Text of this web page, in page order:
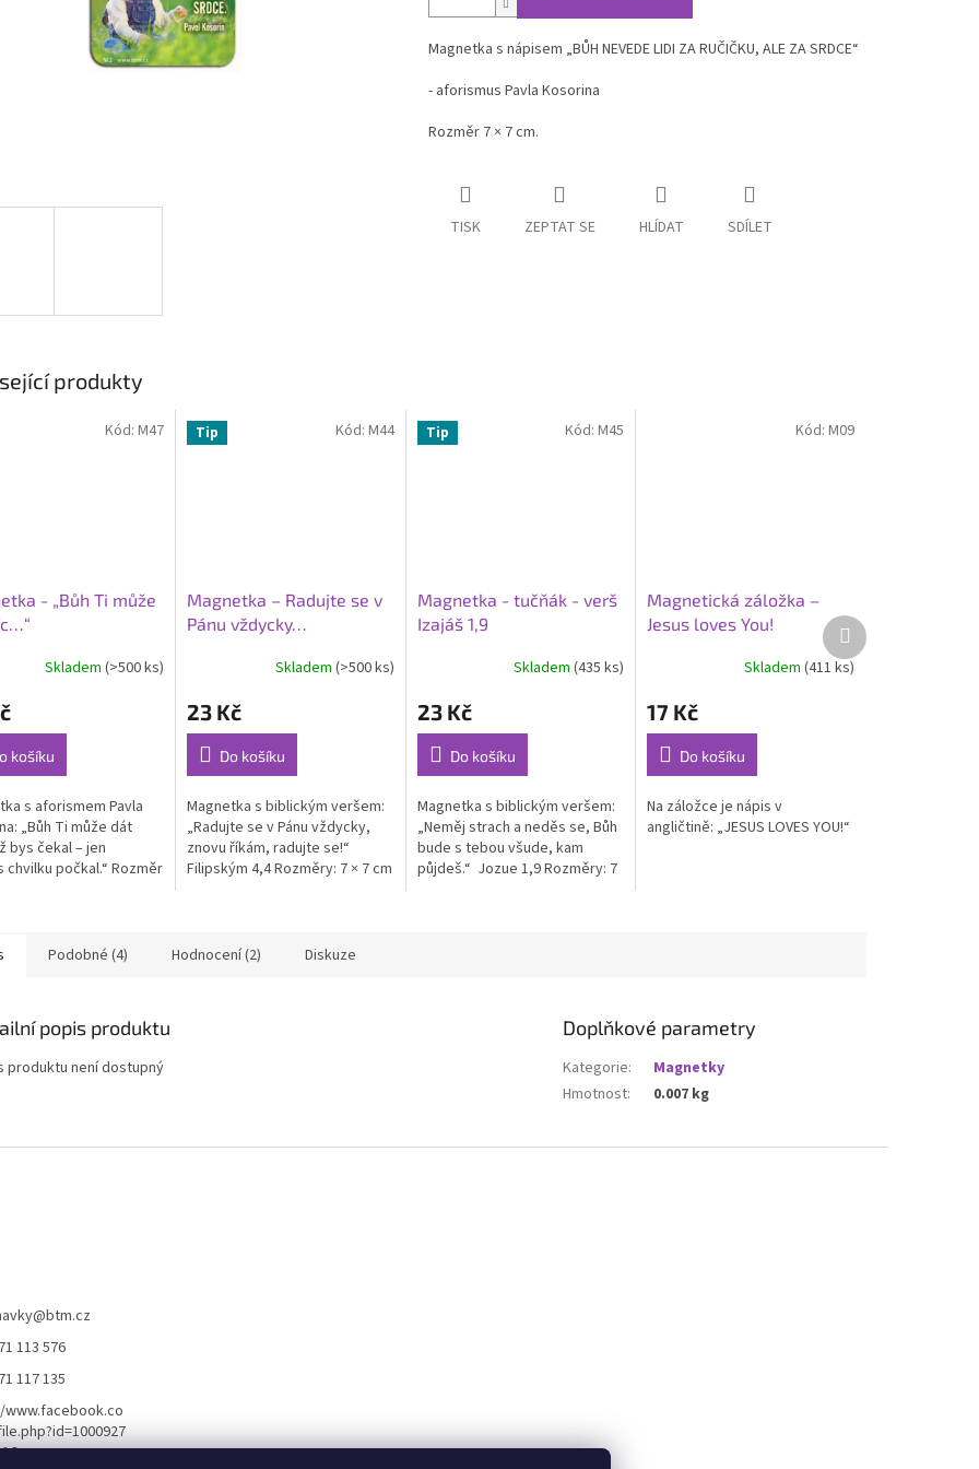
Magnetka s nápisem „BŮH NEVEDE LIDI ZA RUČIČKU, ALE ZA SRDCE“
- aforismus Pavla Kosorina
Rozměr 7 × 7 cm.
TISK ZEPTAT SE HLÍDAT SDÍLET
produkty
- „Bůh Ti může
Skladem (>500 ks)
košíku
s aforismem Pavla
„Bůh Ti může dát
bys čekal – jen
chvilku počkal.“ Rozměr
Kód: M47 Tip
Magnetka – Radujte se v
Pánu vždycky…
produktu
je
5,0
z
hvězdiček.
Skladem (>500 ks)
23 Kč
Do košíku
Magnetka s biblickým veršem:
„Radujte se v Pánu vždycky,
znovu říkám, radujte se!“
Filipským 4,4 Rozměry: 7 × 7 cm
Kód: M44 Tip
Magnetka - tučňák - verš
Izajáš 1,9
Skladem(435 ks)
23 Kč
Do košíku
Magnetka s biblickým veršem:
„Neměj strach a neděs se, Bůh
bude s tebou všude, kam
půjdeš.“ Jozue 1,9 Rozměry: 7
Kód:M45
Magnetická záložka –
Jesus loves You!
produktu
je
1,0
z
hvězdiček.
Skladem(411 ks)
17 Kč
Do košíku
Na záložce je nápis v
angličtině: „JESUS LOVES YOU!“
Kód: M09
Další
produkt
Podobné (4) Hodnocení (2) Diskuze
popis produktu
produktu není dostupný
Doplňkové parametry
Kategorie:
Magnetky
Hmotnost: 0.007 kg
@btm.cz
113 576
117 135